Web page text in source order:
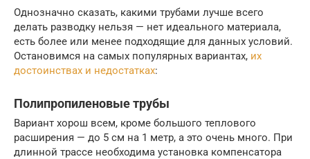
Однозначно сказать, какими трубами лучше всего
делать разводку нельзя — нет идеального материала,
есть более или менее подходящие для данных условий.
Остановимся на самых популярных вариантах, их
достоинствах и недостатках:
Полипропиленовые трубы
Вариант хорош всем, кроме большого теплового
расширения — до 5 см на 1 метр, а это очень много. При
длинной трассе необходима установка компенсатора